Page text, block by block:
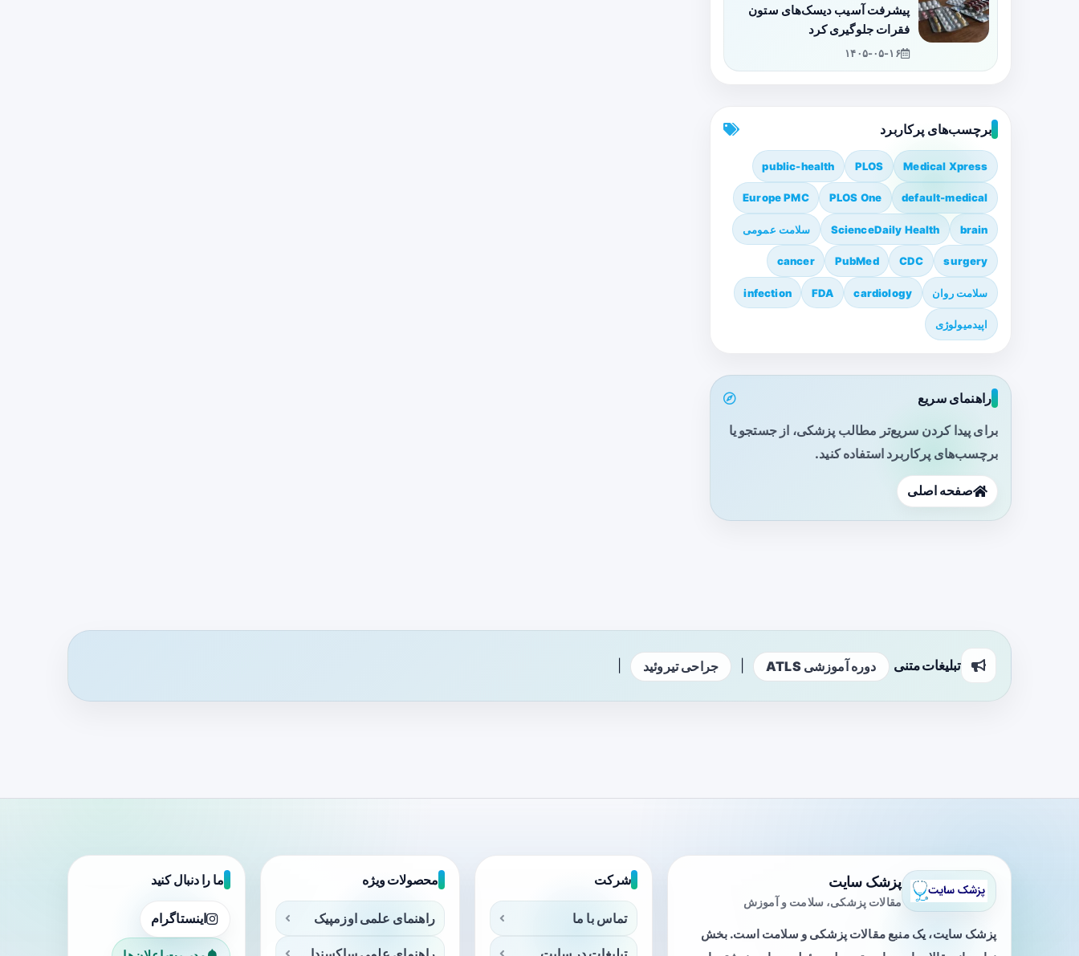
پیشرفت آسیب دیسک‌های ستون
فقرات جلوگیری کرد
۱۴۰۵-۰۵-۱۶
برچسب‌های پرکاربرد
Medical Xpress
PLOS
public-health
default-medical
PLOS One
Europe PMC
brain
ScienceDaily Health سلامت عمومی
surgery
CDC
PubMed
cancer
سلامت روان cardiology
FDA
infection
اپیدمیولوژی
راهنمای سریع
برای پیدا کردن سریع‌تر مطالب پزشکی، از جستجو یا
برچسب‌های پرکاربرد استفاده کنید.
صفحه اصلی
تبلیغات متنی دوره آموزشی ATLS جراحی تیروئید
پزشک سایت
مقالات پزشکی، سلامت و آموزش
پزشک سایت، یک منبع مقالات پزشکی و سلامت است. بخش
شرکت
تماس با ما
محصولات ویژه
راهنمای علمی اوزمپیک
ما را دنبال کنید
اینستاگرام